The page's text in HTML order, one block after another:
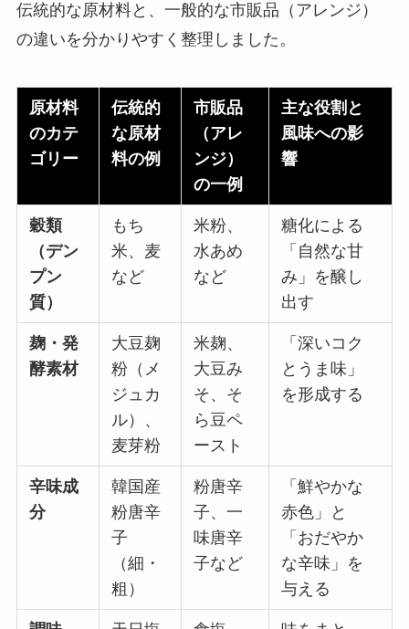
伝統的な原材料と、一般的な市販品（アレンジ）
の違いを分かりやすく整理しました。
原材料
のカテ
ゴリー
伝統的
な原材
料の例
市販品
（アレ
ンジ）
の一例
主な役割と
風味への影
響
穀類
（デン
プン
質）
もち
米、麦
など
米粉、
水あめ
など
糖化による
「自然な甘
み」を醸し
出す
麹・発
酵素材
大豆麹
粉（メ
ジュカ
ル）、
麦芽粉
米麹、
大豆み
そ、そ
ら豆ペ
ースト
「深いコク
とうま味」
を形成する
辛味成
分
韓国産
粉唐辛
子
（細・
粗）
粉唐辛
子、一
味唐辛
子など
「鮮やかな
赤色」と
「おだやか
な辛味」を
与える